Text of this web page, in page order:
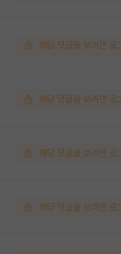
해당 댓글을 보려면 로
해당 댓글을 보려면 로
해당 댓글을 보려면 로
해당 댓글을 보려면 로